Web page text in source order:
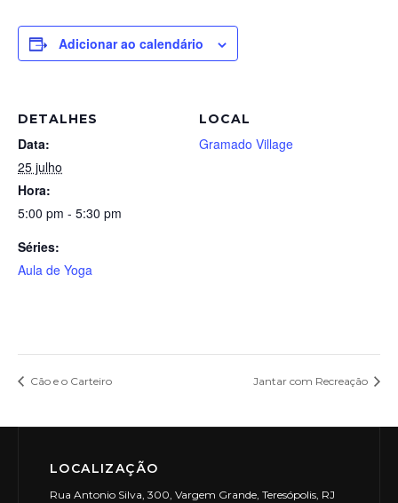
Adicionar ao calendário
DETALHES
Data:
25 julho
Hora:
5:00 pm - 5:30 pm
Séries:
Aula de Yoga
LOCAL
Gramado Village
Cão e o Carteiro Jantar com Recreação
LOCALIZAÇÃO
Rua Antonio Silva, 300, Vargem Grande, Teresópolis, RJ